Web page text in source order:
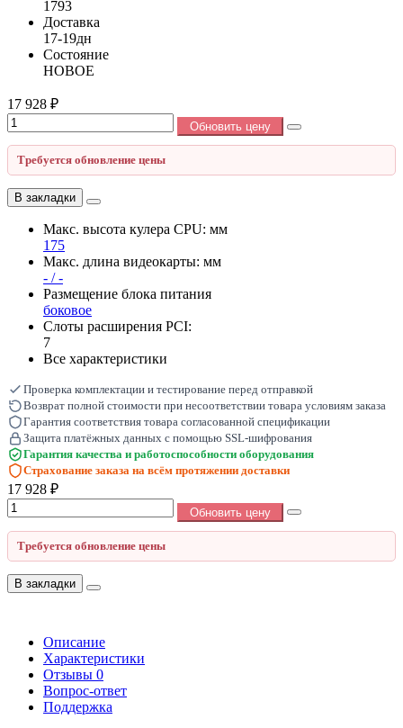
1793
Доставка
17-19дн
Состояние
НОВОЕ
17 928 ₽
Обновить цену
Требуется обновление цены
В закладки
Макс. высота кулера CPU: мм
175
Макс. длина видеокарты: мм
- / -
Размещение блока питания
боковое
Слоты расширения PCI:
7
Все характеристики
Проверка комплектации и тестирование перед отправкой
Возврат полной стоимости при несоответствии товара условиям заказа
Гарантия соответствия товара согласованной спецификации
Защита платёжных данных с помощью SSL-шифрования
Гарантия качества и работоспособности оборудования
Страхование заказа на всём протяжении доставки
17 928 ₽
Обновить цену
Требуется обновление цены
В закладки
Описание
Характеристики
Отзывы 0
Вопрос-ответ
Поддержка